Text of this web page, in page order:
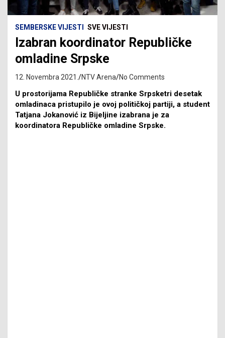
SEMBERSKE VIJESTI SVE VIJESTI
Izabran koordinator Republičke
omladine Srpske
12. Novembra 2021. NTV Arena No Comments
U prostorijama Republičke stranke Srpsketri desetak
omladinaca pristupilo je ovoj političkoj partiji, a student
Tatjana Jokanović iz Bijeljine izabrana je za
koordinatora Republičke omladine Srpske.